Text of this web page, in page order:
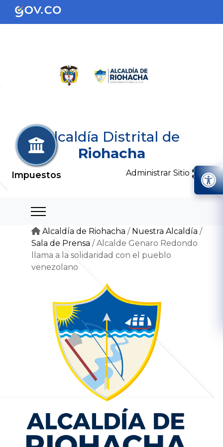
Alcaldía Distrital de
Riohacha
Administrar Sitio
Alcaldía de Riohacha / Nuestra Alcaldía /
Sala de Prensa /Alcalde Genaro Redondo
llama a la solidaridad con el pueblo
venezolano
Impuestos